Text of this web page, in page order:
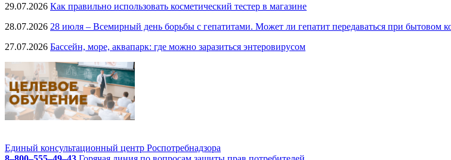
29.07.2026 Как правильно использовать косметический тестер в магазине
28.07.2026 28 июля – Всемирный день борьбы с гепатитами. Может ли гепатит передаваться при бытовом
27.07.2026 Бассейн, море, аквапарк: где можно заразиться энтеровирусом
Единый консультационный центр Роспотребнадзора